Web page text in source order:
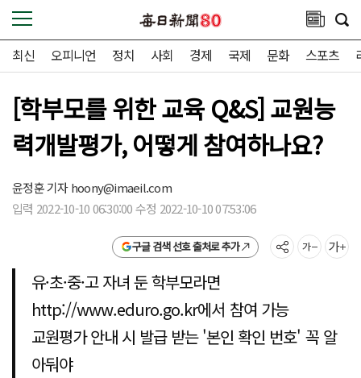
최신 오피니언 정치 사회 경제 국제 문화 스포츠
[학부모를 위한 교육 Q&S] 교원능
력개발평가, 어떻게 참여하나요?
윤정훈 기자hoony@imaeil.com
입력 2022-10-10 06:30:00 수정 2022-10-10 07:53:06
구글 검색 선호 출처로 추가
유·초·중·고 자녀 둔 학부모라면
http://www.eduro.go.kr에서 참여 가능
교원평가 안내 시 발급 받는 '본인 확인 번호' 꼭 알
아둬야